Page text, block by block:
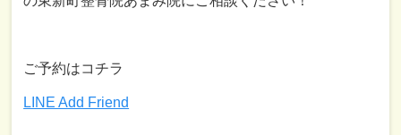
ご予約はコチラ
LINE Add Friend